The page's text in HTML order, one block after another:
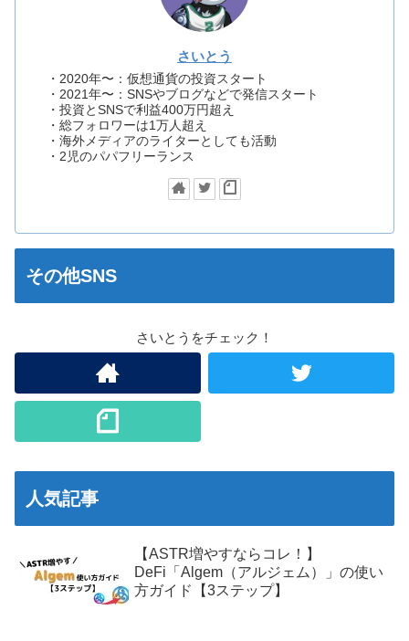
さいとう
・2020年〜：仮想通貨の投資スタート
・2021年〜：SNSやブログなどで発信スタート
・投資とSNSで利益400万円超え
・総フォロワーは1万人超え
・海外メディアのライターとしても活動
・2児のパパフリーランス
その他SNS
さいとうをチェック！
人気記事
【ASTR増やすならコレ！】
DeFi「Algem（アルジェム）」の使い
方ガイド【3ステップ】